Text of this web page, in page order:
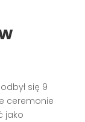
się 9
ceremonie
jako